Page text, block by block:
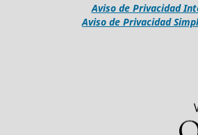
Aviso de Privacidad
Aviso de Privacidad